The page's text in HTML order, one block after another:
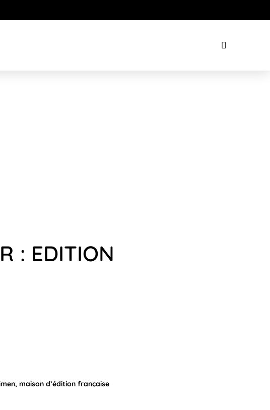
: EDITION
maison d’édition française